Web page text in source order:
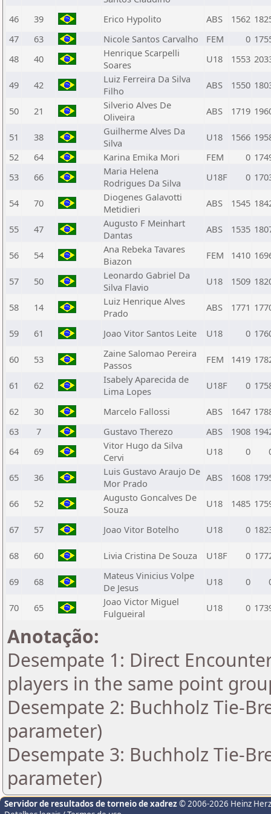
46
39 Erico Hypolito ABS 1562
47
63 Nicole Santos Carvalho FEM 0
48
40
Henrique Scarpelli
Soares
U18 1553
49 42
Luiz Ferreira Da Silva
Filho
ABS 1550
50 21
Silverio Alves De
Oliveira
ABS 1719
51 38
Guilherme Alves Da
Silva
U18 1566
52
64 Karina Emika Mori FEM 0
53
66
Maria Helena
Rodrigues Da Silva
U18F 0
54 70
Diogenes Galavotti
Metidieri
ABS 1545
55 47
Augusto F Meinhart
Dantas
ABS 1535
56 54
Ana Rebeka Tavares
Biazon
FEM 1410
57 50
Leonardo Gabriel Da
Silva Flavio
U18 1509
58 14
Luiz Henrique Alves
Prado
ABS 1771
59 61 Joao Vitor Santos Leite U18 0
60 53
Zaine Salomao Pereira
Passos
FEM 1419
61 62
Isabely Aparecida de
Lima Lopes
U18F 0
62 30 Marcelo Fallossi ABS 1647
63
7 Gustavo Therezo ABS 1908
64
69
Vitor Hugo da Silva
Cervi
U18 0
65 36
Luis Gustavo Araujo De
Mor Prado
ABS 1608
66 52
Augusto Goncalves De
Souza
U18 1485
67 57 Joao Vitor Botelho U18 0
68 60 Livia Cristina De Souza U18F 0
69 68
Mateus Vinicius Volpe
De Jesus
U18 0
70 65
Joao Victor Miguel
Fulgueiral
U18 0
Anotação:
Desempate 1: Direct
players in the same point
Desempate 2: Buchholz Tie-
parameter)
Desempate 3: Buchholz Tie-
parameter)
Servidor de resultados de torneio de xadrez © 2006-2026 Heinz